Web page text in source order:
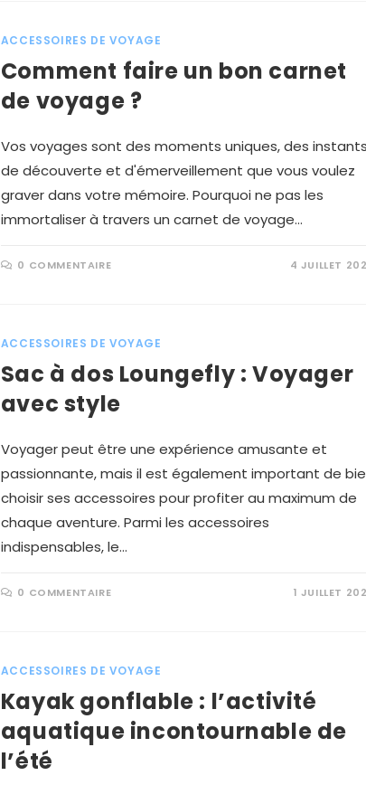
ACCESSOIRES DE VOYAGE
Comment faire un bon carnet
de voyage ?
Vos voyages sont des moments uniques, des
de découverte et d'émerveillement que vous voulez
graver dans votre mémoire. Pourquoi ne pas les
immortaliser à travers un carnet de voyage…
0 COMMENTAIRE 4 JUILLET
ACCESSOIRES DE VOYAGE
Sac à dos Loungefly : Voyager
avec style
Voyager peut être une expérience amusante et
passionnante, mais il est également important de
choisir ses accessoires pour profiter au maximum de
chaque aventure. Parmi les accessoires
indispensables, le…
0 COMMENTAIRE 1 JUILLET
ACCESSOIRES DE VOYAGE
Kayak gonflable : l’activité
aquatique incontournable de
l’été